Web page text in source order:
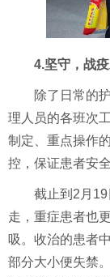
4.坚守，战
除了日常的
理人员的各班次
制定、重点操作的
控，保证患者安全
截止到 2月
走，重症患者也
吸。收治的患者
部分大小便失禁